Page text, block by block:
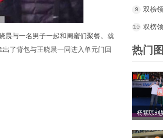
与一名男子一起和闺蜜们聚餐。就
了背包与王晓晨一同进入单元门回
再也
9
双榜
TOP1
10 双榜
热门
杨紫琼刘